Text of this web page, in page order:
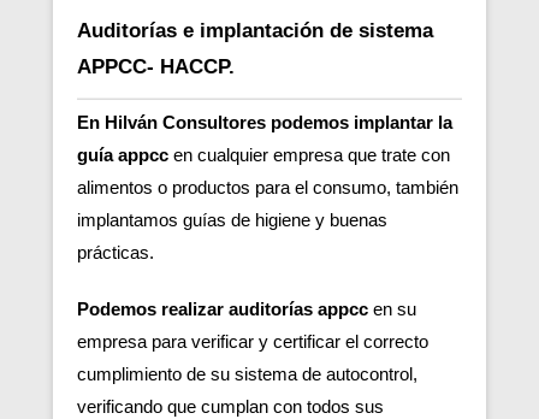
Auditorías e implantación de sistema
APPCC- HACCP.
En Hilván Consultores podemos implantar la
guía appcc en cualquier empresa que trate con
alimentos o productos para el consumo, también
implantamos guías de higiene y buenas
prácticas.
Podemos realizar auditorías appcc en su
empresa para verificar y certificar el correcto
cumplimiento de su sistema de autocontrol,
verificando que cumplan con todos sus